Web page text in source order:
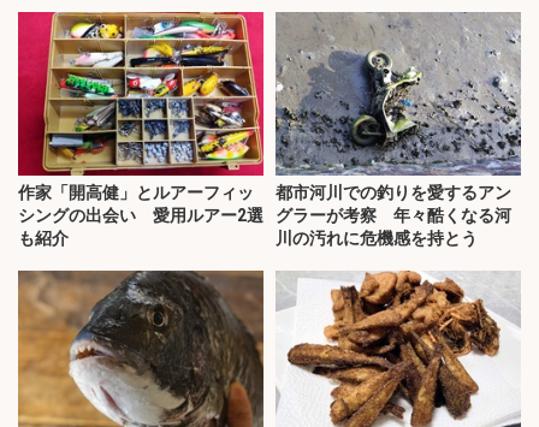
作家「開高健」とルアーフィッ
シングの出会い 愛用ルアー2選
も紹介
都市河川での釣りを愛するアン
グラーが考察 年々酷くなる河
川の汚れに危機感を持とう